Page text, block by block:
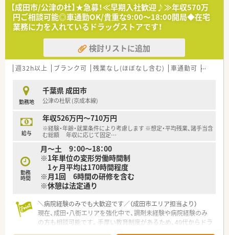
【こんな方が活躍中】
■病院や他業種から転職し、未経験からでも早期に薬局長として
活躍している方がいます。
■育児と仕事を両立させながら、育児短時間勤務制度などを活用
して働く方が多くいます。
■数字や経営面に関心を持ち、店舗運営に主体的に関わっている
方が評価されています。
【成田市/公津の杜】★急募！≪早期入社歓迎♪≫年収570万
円ご相談可能◎車通勤OK/貴重な9:00～18:00開局◆在宅
業務に力を入れているドラッグストアです！
検討リストに追加
週32h以上 ブランク可 残業なし(ほぼなし含む) 車通勤可 高給与
勤務地
千葉県 成田市
公津の杜駅 (京成本線)
給与
年収526万円～710万円
※経験・年齢・就業条件により考慮します ※想定・平均残業、諸手当含
む総額 年収に応じて固定…
勤務
時間
月～土 9：00～18：00
※1年単位の変形労働時間制
1ヶ月平均は170時間程度
※月1回 6時間の研修を含む
※休憩は法定通り
＼病院経験のみでも大歓迎です／（成田市エリア担当より）
現在、成田・八街エリアを強化中で、調剤未経験や病院経験のみ
の方も相談可能です。手厚い教育制度があるため、40代からドラ